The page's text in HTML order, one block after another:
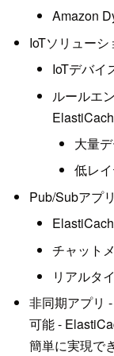
Amazon
IoTソリューシ
IoTデバイ
ルールエ
大量
低レ
Pub/Subアプリ
チャット
リアルタ
非同期アプリ
可能 -
簡単に実現で